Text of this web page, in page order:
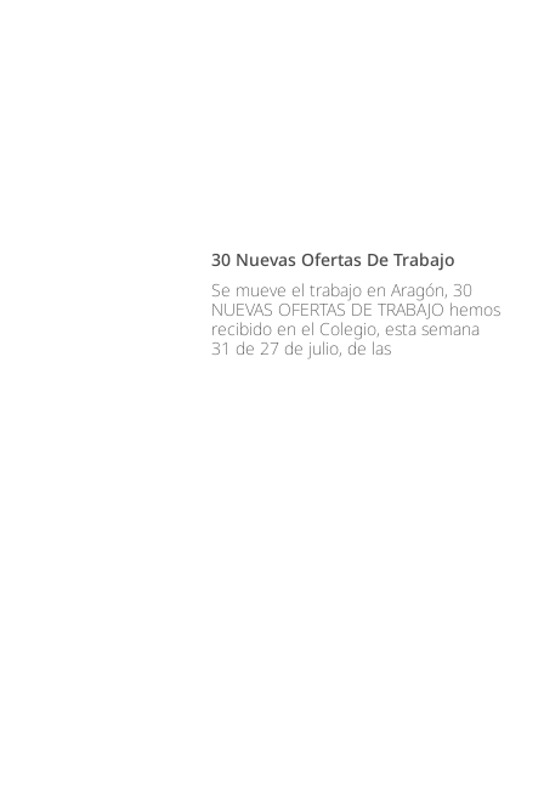
30 Nuevas Ofertas De Trabajo
Se mueve el trabajo en Aragón, 30
NUEVAS OFERTAS DE TRABAJO hemos
recibido en el Colegio, esta semana
31 de 27 de julio, de las